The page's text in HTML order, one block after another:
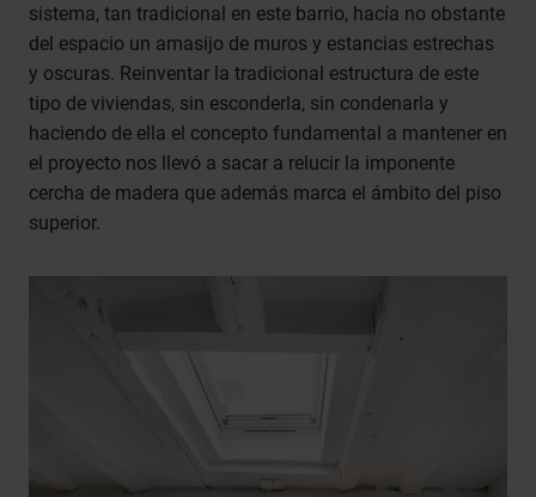
sistema, tan tradicional en este barrio, hacía no obstante
del espacio un amasijo de muros y estancias estrechas
y oscuras. Reinventar la tradicional estructura de este
tipo de viviendas, sin esconderla, sin condenarla y
haciendo de ella el concepto fundamental a mantener en
el proyecto nos llevó a sacar a relucir la imponente
cercha de madera que además marca el ámbito del piso
superior.